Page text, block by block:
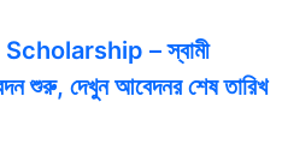
– স্বামী
শুরু, দেখুন আবেদনর শেষ তারিখ